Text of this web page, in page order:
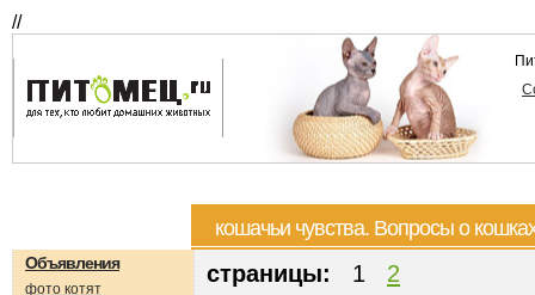
//
кошачьи чувства. Вопросы о
Объявления
фото котят
страницы: 1 2